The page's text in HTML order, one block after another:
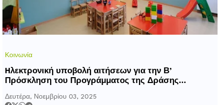
Κοινωνία
Hλεκτρονική υποβολή αιτήσεων για την Β’
Πρόσκληση του Προγράμματος της Δράσης
τους στην προσχολική εκπαίδευση καθώς & για τη
Δευτέρα, Νοεμβρίου 03, 2025